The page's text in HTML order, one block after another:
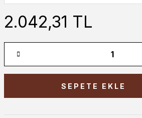
2.042,31 TL
SEPETE EKLE